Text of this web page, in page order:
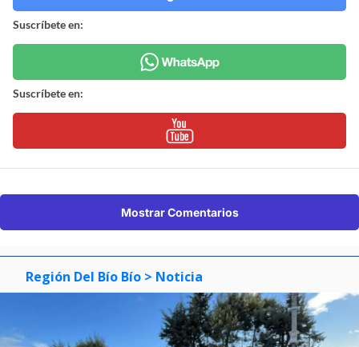
Suscríbete en:
Suscríbete en:
Mostrar Comentarios
Región Del Bío Bío > Noticia